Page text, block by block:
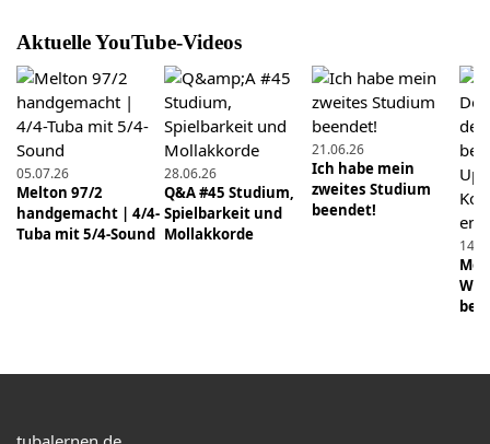
für den Jazzneuling" von Norbert Weigand
21.10.2025
Musikalität lernen
19.12.2024
Was braucht mehr Pflege? Pump- oder
Drehventile? #tuba #tubalernen #musik
Aktuelle YouTube-Videos
05.07.26
Melton 97/2
handgemacht | 4/4-
Tuba mit 5/4-Sound
28.06.26
Q&A #45 Studium,
Spielbarkeit und
Mollakkorde
21.06.26
Ich habe mein
zweites Studium
beendet!